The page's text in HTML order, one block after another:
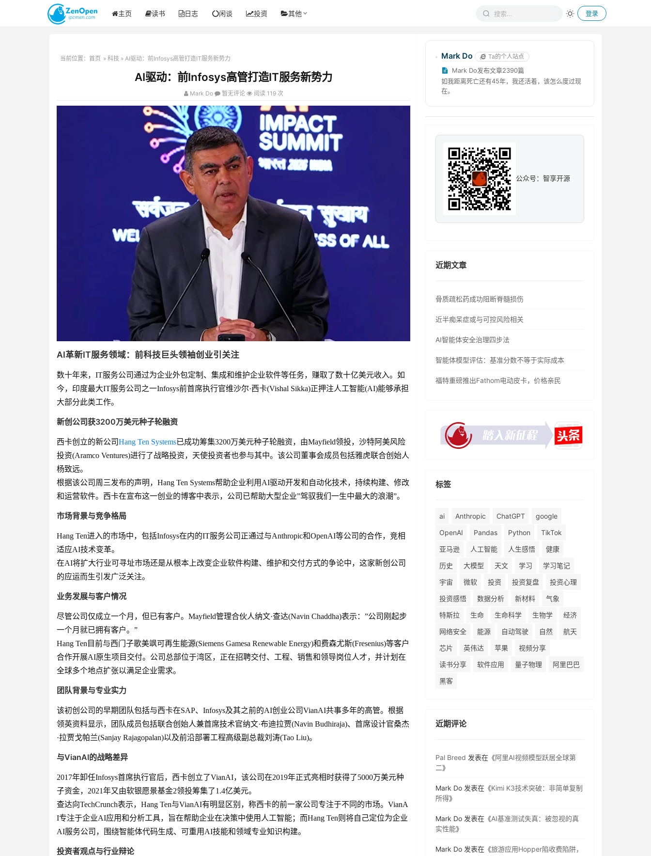
主页 读书 日志 闲谈 投资 其他 登录
当前位置： 首页 » 科技 » AI驱动：前Infosys高管打造IT服务新势力
AI驱动：前Infosys高管打造IT服务新势力
Mark Do 暂无评论 阅读 119 次
AI革新IT服务领域：前科技巨头领袖创业引关注
数十年来，IT服务公司通过为企业外包定制、集成和维护企业软件等任务，赚取了数十亿美元收入。如
今，印度最大IT服务公司之一Infosys前首席执行官维沙尔·西卡(Vishal Sikka)正押注人工智能(AI)能够承担
大部分此类工作。
新创公司获3200万美元种子轮融资
西卡创立的新公司Hang Ten Systems已成功筹集3200万美元种子轮融资，由Mayfield领投，沙特阿美风险
投资(Aramco Ventures)进行了战略投资，天使投资者也参与其中。该公司董事会成员包括雅虎联合创始人
杨致远。
根据该公司周三发布的声明，Hang Ten Systems帮助企业利用AI驱动开发和自动化技术，持续构建、修改
和运营软件。西卡在宣布这一创业的博客中表示，公司已帮助大型企业”驾驭我们一生中最大的浪潮”。
市场背景与竞争格局
Hang Ten进入的市场中，包括Infosys在内的IT服务公司正通过与Anthropic和OpenAI等公司的合作，竞相
适应AI技术变革。
在AI将扩大行业可寻址市场还是从根本上改变企业软件构建、维护和交付方式的争论中，这家新创公司
的应运而生引发广泛关注。
业务发展与客户情况
尽管公司仅成立一个月，但已有客户。Mayfield管理合伙人纳文·查达(Navin Chaddha)表示：”公司刚起步
一个月就已拥有客户。”
Hang Ten目前与西门子歌美飒可再生能源(Siemens Gamesa Renewable Energy)和费森尤斯(Fresenius)等客户
合作开展AI原生项目交付。公司总部位于湾区，正在招聘交付、工程、销售和领导岗位人才，并计划在
全球多个地点扩张以满足企业需求。
团队背景与专业实力
该初创公司的早期团队包括与西卡在SAP、Infosys及其之前的AI创业公司VianAI共事多年的高管。根据
领英资料显示，团队成员包括联合创始人兼首席技术官纳文·布迪拉贾(Navin Budhiraja)、首席设计官桑杰
·拉贾戈帕兰(Sanjay Rajagopalan)以及前沿部署工程高级副总裁刘涛(Tao Liu)。
与VianAI的战略差异
2017年卸任Infosys首席执行官后，西卡创立了VianAI，该公司在2019年正式亮相时获得了5000万美元种
子资金，2021年又由软银愿景基金2领投筹集了1.4亿美元。
查达向TechCrunch表示，Hang Ten与VianAI有明显区别，称西卡的前一家公司专注于不同的市场。VianA
I专注于企业AI应用和分析工具，旨在帮助企业在决策中使用人工智能；而Hang Ten则将自己定位为企业
AI服务公司，围绕智能体代码生成、可重用AI技能和领域专业知识构建。
投资者观点与行业辩论
Mark Do Ta的个人站点
Mark Do发布文章2390篇
如我距离死亡还有45年，我还活着，该怎么度过现
在。
公众号：智享开源
近期文章
骨质疏松药成功阻断脊髓损伤
近半痴呆症或与可控风险相关
AI智能体安全治理四步法
智能体模型评估：基准分数不等于实际成本
福特重磅推出Fathom电动皮卡，价格亲民
标签
ai Anthropic ChatGPT
google
OpenAI
Pandas Python
TikTok
亚马逊
人工智能 人生感悟
健康
历史
大模型 天文 学习
学习笔记
宇宙
微软 投资 投资复盘
投资心理
投资感悟
数据分析 新材料
气象
特斯拉
生命 生命科学 生物学
经济
网络安全
能源 自动驾驶 自然
航天
芯片
英伟达 苹果
视频分享
读书分享
软件应用 量子物理
阿里巴巴
黑客
近期评论
Pal Breed 发表在《阿里AI视频模型跃居全球第
二》
Mark Do 发表在《Kimi K3技术突破：非简单复制
所得》
Mark Do 发表在《AI基准测试失真：被忽视的真
实性能》
Mark Do 发表在《旅游应用Hopper陷收费陷阱，